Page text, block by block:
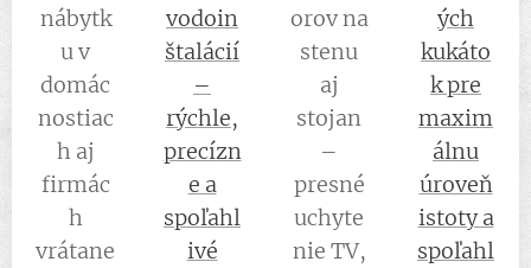
nábytk
u v
domác
nostiac
h aj
firmác
h
vrátane
vodoin
štalácií
–
rýchle,
precízn
e a
spoľahl
ivé
orov na
stenu
aj
stojan
–
presné
uchyte
nie TV,
ých
kukáto
k pre
maxim
álnu
úroveň
istoty a
spoľahl